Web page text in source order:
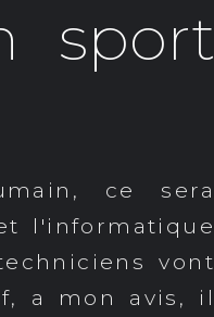
sport
ce sera
l'informatique
vont
a mon avis, il